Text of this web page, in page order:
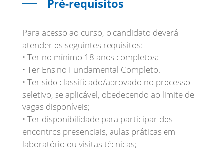
Pré-requisitos
Para acesso ao curso, o candidato deverá
atender os seguintes requisitos:
• Ter no mínimo 18 anos completos;
• Ter Ensino Fundamental Completo.
• Ter sido classificado/aprovado no processo
seletivo, se aplicável, obedecendo ao limite de
vagas disponíveis;
• Ter disponibilidade para participar dos
encontros presenciais, aulas práticas em
laboratório ou visitas técnicas;